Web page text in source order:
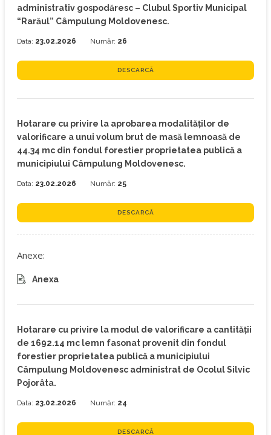
administrativ gospodăresc – Clubul Sportiv Municipal
“Rarăul” Câmpulung Moldovenesc.
Data: 23.02.2026 Număr: 26
DESCARCĂ
Hotarare cu privire la aprobarea modalităților de
valorificare a unui volum brut de masă lemnoasă de
44.34 mc din fondul forestier proprietatea publică a
municipiului Câmpulung Moldovenesc.
Data: 23.02.2026 Număr: 25
DESCARCĂ
Anexe:
Anexa
Hotarare cu privire la modul de valorificare a cantității
de 1692.14 mc lemn fasonat provenit din fondul
forestier proprietatea publică a municipiului
Câmpulung Moldovenesc administrat de Ocolul Silvic
Pojorâta.
Data: 23.02.2026 Număr: 24
DESCARCĂ